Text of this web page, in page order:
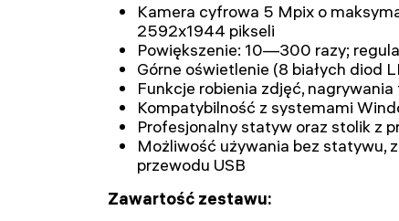
Kamera cyfrowa 5 Mpix o
2592x1944 pikseli
Powiększenie: 10—300 razy;
Górne oświetlenie (8 białych diod
Funkcje robienia zdjęć,
Kompatybilność z systemami
Profesjonalny statyw oraz stolik z
Możliwość używania bez statywu,
przewodu USB
Zawartość zestawu: